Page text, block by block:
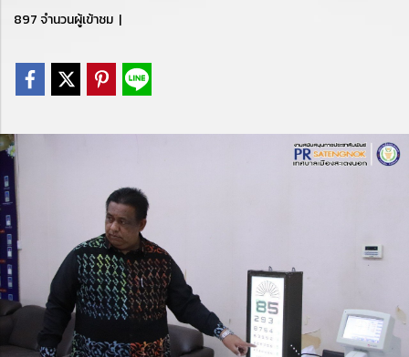
897 จำนวนผู้เข้าชม |